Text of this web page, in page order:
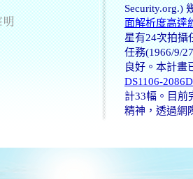
Security.org.)
面解析度高達
星有24次拍攝
任務(1966/9/
良好。本計畫
DS1106-
計33幅。目前
精神，透過網